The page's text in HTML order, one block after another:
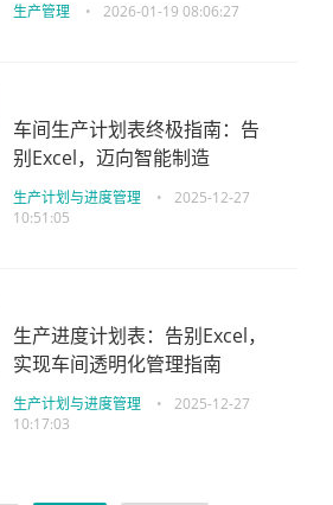
生产管理 • 2026-01-19 08:06:27
车间生产计划表终极指南：告
别Excel，迈向智能制造
生产计划与进度管理 •
2025-12-27
10:51:05
生产进度计划表：告别Excel，
实现车间透明化管理指南
生产计划与进度管理 •
2025-12-27
10:17:03